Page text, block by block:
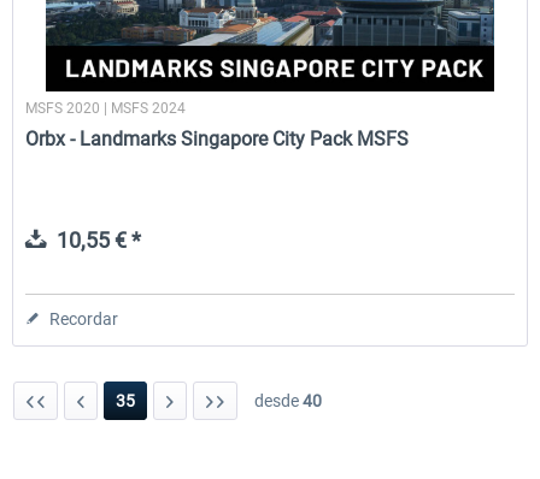
MSFS 2020 | MSFS 2024
Orbx - Landmarks Singapore City Pack MSFS
10,55 € *
Recordar
35 desde40